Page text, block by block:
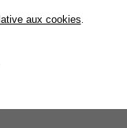
aux cookies